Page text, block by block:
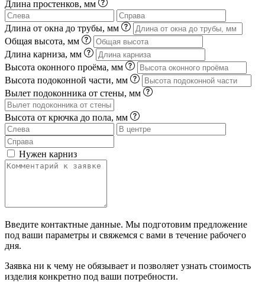
Длина простенков, мм
Длина от окна до трубы, мм
Общая высота, мм
Длина карниза, мм
Высота оконного проёма, мм
Высота подоконной части, мм
Вылет подоконника от стены, мм
Высота от крючка до пола, мм
Нужен карниз
Введите контактные данные. Мы подготовим предложение
под ваши параметры и свяжемся с вами в течение рабочего
дня.
Заявка ни к чему не обязывает и позволяет узнать стоимость
изделия конкретно под ваши потребности.